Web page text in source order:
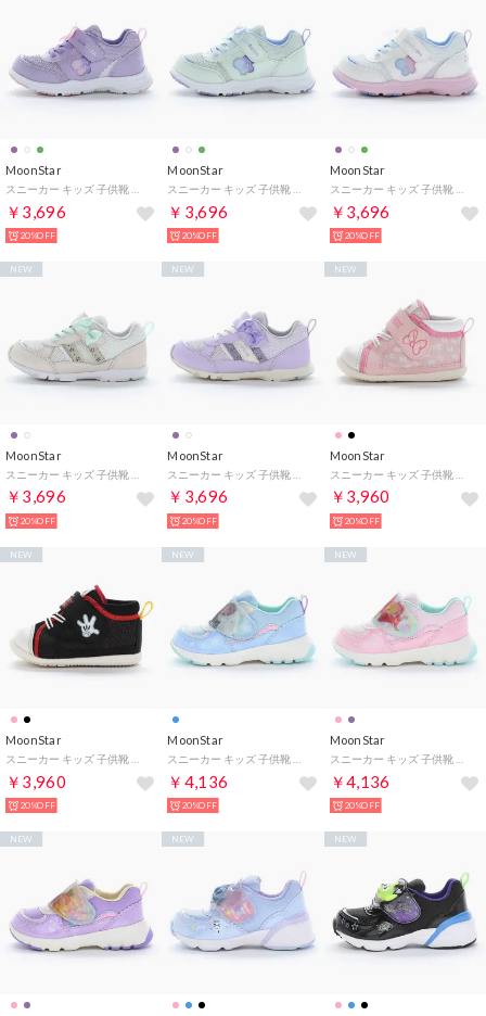
MoonStar
スニーカー キッズ 子供靴 ラブラッシュ バイ スーパースター LV 1277 moonstar スポーツ LUVRUSH. BY SUPERSTAR （パープル）
￥3,696
20%OFF
MoonStar
スニーカー キッズ 子供靴 ラブラッシュ バイ スーパースター LV 1277 moonstar スポーツ LUVRUSH. BY SUPERSTAR （グリーン）
￥3,696
20%OFF
MoonStar
スニーカー キッズ 子供靴 ラブラッシュ バイ スーパースター LV 1277 moonstar スポーツ LUVRUSH. BY SUPERSTAR （ホワイト）
￥3,696
20%OFF
MoonStar
￥3,696
NEW
20%OFF
MoonStar
￥3,696
NEW
20%OFF
MoonStar
￥3,960
NEW
20%OFF
MoonStar
スニーカー キッズ 子供靴 ディズニー DN B1357 moonstar Disney ベビー ベルクロ ミドルカット ミッキー ミニー （ブラック）
￥3,960
NEW
20%OFF
MoonStar
スニーカー キッズ 子供靴 ディズニー アナと雪の女王 DN C1379 moonstar DISNEY （ブルー）
￥4,136
NEW
20%OFF
MoonStar
スニーカー キッズ 子供靴 ディズニープリンセス DN C1378 moonstar DISNEY （ピンク）
￥4,136
NEW
20%OFF
NEW NEW NEW